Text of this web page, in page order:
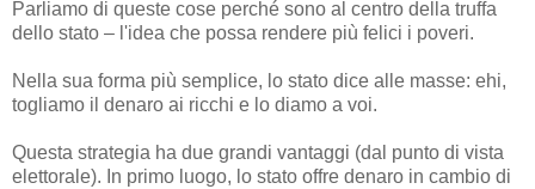
Parliamo di queste cose perché sono al centro della truffa
dello stato – l'idea che possa rendere più felici i poveri.
Nella sua forma più semplice, lo stato dice alle masse: ehi,
togliamo il denaro ai ricchi e lo diamo a voi.
Questa strategia ha due grandi vantaggi (dal punto di vista
elettorale). In primo luogo, lo stato offre denaro in cambio di